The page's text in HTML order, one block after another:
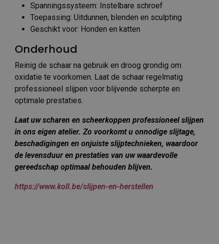
Spanningssysteem: Instelbare schroef
Toepassing: Uitdunnen, blenden en sculpting
Geschikt voor: Honden en katten
Onderhoud
Reinig de schaar na gebruik en droog grondig om
oxidatie te voorkomen. Laat de schaar regelmatig
professioneel slijpen voor blijvende scherpte en
optimale prestaties.
Laat uw scharen en scheerkoppen professioneel slijpen
in ons eigen atelier. Zo voorkomt u onnodige slijtage,
beschadigingen en onjuiste slijptechnieken, waardoor
de levensduur en prestaties van uw waardevolle
gereedschap optimaal behouden blijven.
https://www.koll.be/slijpen-en-herstellen